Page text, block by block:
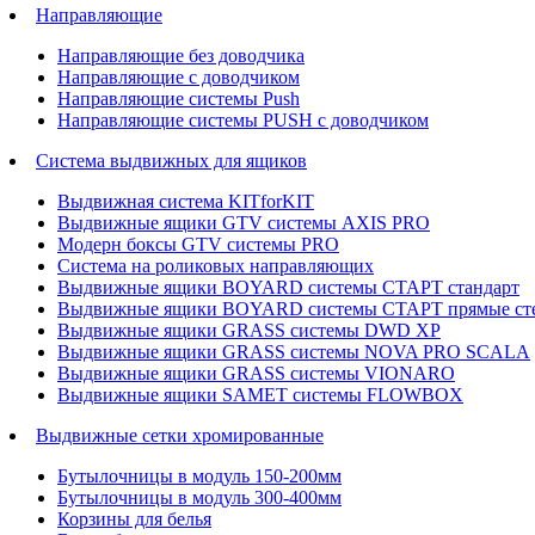
Направляющие
Направляющие без доводчика
Направляющие с доводчиком
Направляющие системы Push
Направляющие системы PUSH с доводчиком
Система выдвижных для ящиков
Выдвижная система KITforKIT
Выдвижные ящики GTV системы AXIS PRO
Модерн боксы GTV системы PRO
Система на роликовых направляющих
Выдвижные ящики BOYARD системы СТАРТ стандарт
Выдвижные ящики BOYARD системы СТАРТ прямые
Выдвижные ящики GRASS системы DWD XP
Выдвижные ящики GRASS системы NOVA PRO SCALA
Выдвижные ящики GRASS системы VIONARO
Выдвижные ящики SAMET системы FLOWBOX
Выдвижные сетки хромированные
Бутылочницы в модуль 150-200мм
Бутылочницы в модуль 300-400мм
Корзины для белья